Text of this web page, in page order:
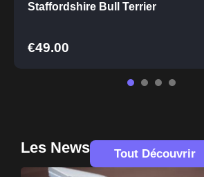
Staffordshire Bull Terrier
€49.00
Les News Tout Découvrir